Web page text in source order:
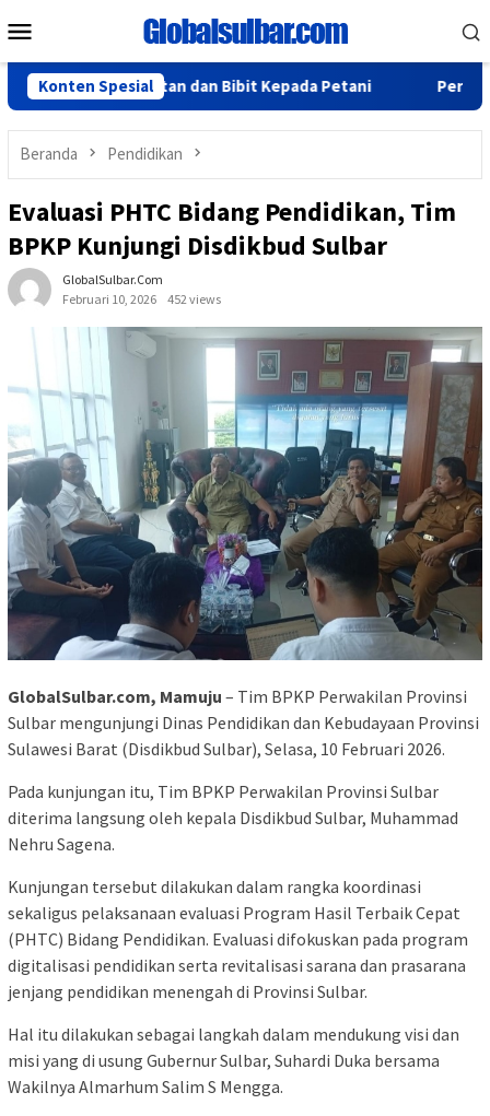
ke
Mobile
Konten Spesial
Alsintan dan Bibit Kepada Petani Peringati HUT RI
Beranda Pendidikan
Evaluasi PHTC Bidang Pendidikan, Tim
BPKP Kunjungi Disdikbud Sulbar
GlobalSulbar.com
Februari 10, 2026
452 views
GlobalSulbar.com, Mamuju – Tim BPKP Perwakilan Provinsi
Sulbar mengunjungi Dinas Pendidikan dan Kebudayaan Provinsi
Sulawesi Barat (Disdikbud Sulbar), Selasa, 10 Februari 2026.
Pada kunjungan itu, Tim BPKP Perwakilan Provinsi Sulbar
diterima langsung oleh kepala Disdikbud Sulbar, Muhammad
Nehru Sagena.
Kunjungan tersebut dilakukan dalam rangka koordinasi
sekaligus pelaksanaan evaluasi Program Hasil Terbaik Cepat
(PHTC) Bidang Pendidikan. Evaluasi difokuskan pada program
digitalisasi pendidikan serta revitalisasi sarana dan prasarana
jenjang pendidikan menengah di Provinsi Sulbar.
Hal itu dilakukan sebagai langkah dalam mendukung visi dan
misi yang di usung Gubernur Sulbar, Suhardi Duka bersama
Wakilnya Almarhum Salim S Mengga.